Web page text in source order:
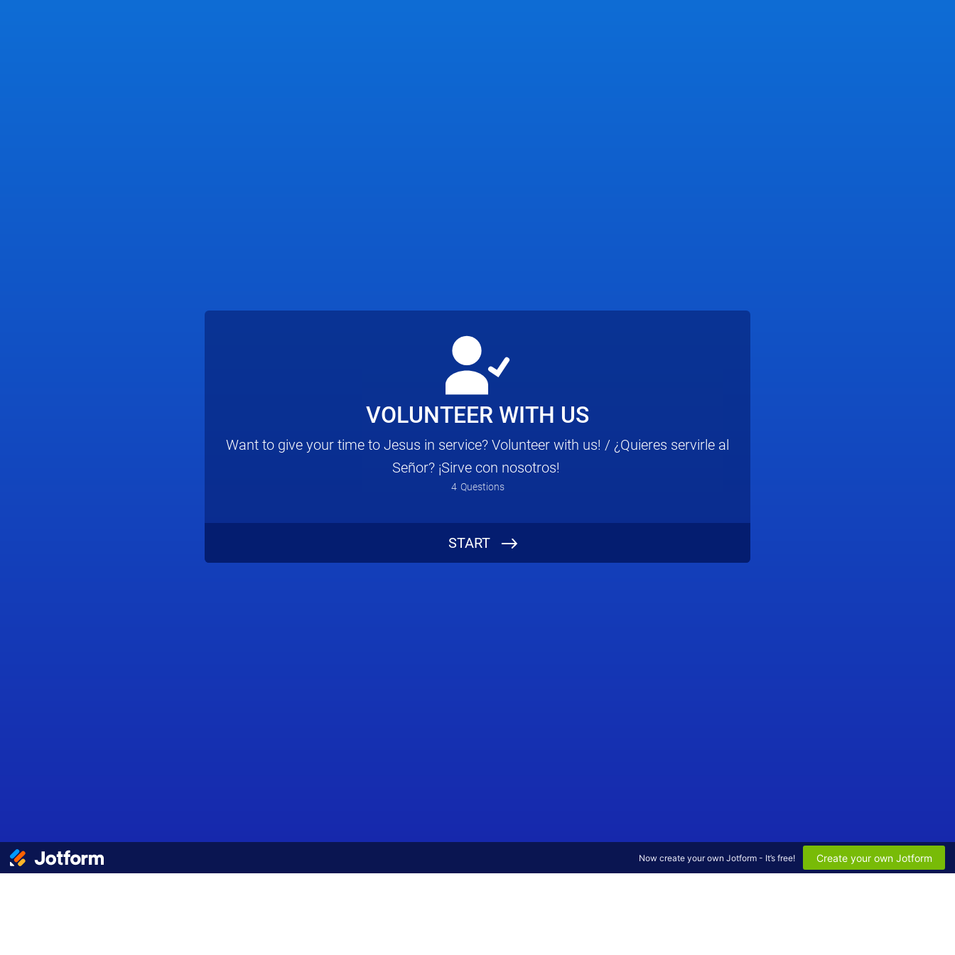
VOLUNTEER WITH US
Want to give your time to Jesus in service? Volunteer with us! / ¿Quieres servirle al
Señor? ¡Sirve con nosotros!
4 Questions
START
Now create your own Jotform - It’s free! Create your own Jotform